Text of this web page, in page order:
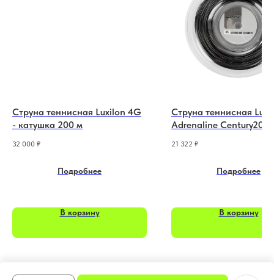
Струна теннисная Luxilon 4G
- катушка 200 м
32 000 ₽
Подробнее
В корзину
Струна теннисная
Adrenaline Century20 -
21 322 ₽
Подробнее
В корзину